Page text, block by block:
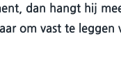
dan hangt hij
om vast te leggen